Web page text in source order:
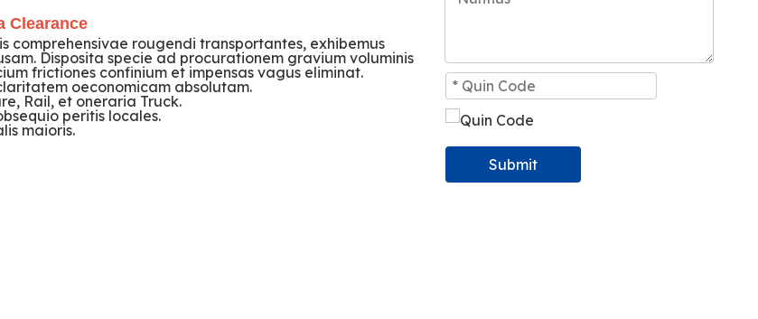
Clearance
comprehensivae rougendi transportantes, exhibemus
Disposita specie ad procurationem gravium voluminis
frictiones confinium et impensas vagus eliminat.
oeconomicam absolutam.
Rail, et oneraria Truck.
peritis locales.
maioris.
Submit